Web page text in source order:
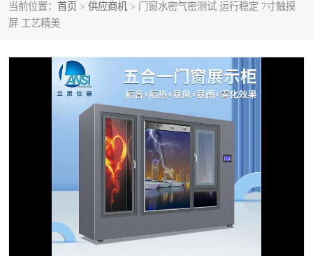
当前位置： 首页 > 供应商机 > 门窗水密气密测试 运行稳定 7寸触摸
屏 工艺精美